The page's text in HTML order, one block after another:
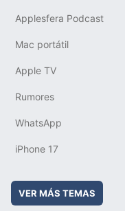
Applesfera Podcast
Mac portátil
Apple TV
Rumores
WhatsApp
iPhone 17
VER MÁS TEMAS